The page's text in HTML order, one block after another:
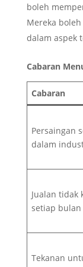
boleh
Mereka
dalam aspek
Cabaran
Cabaran
Persaingan
dalam
Jualan tidak
setiap bulan
Tekanan